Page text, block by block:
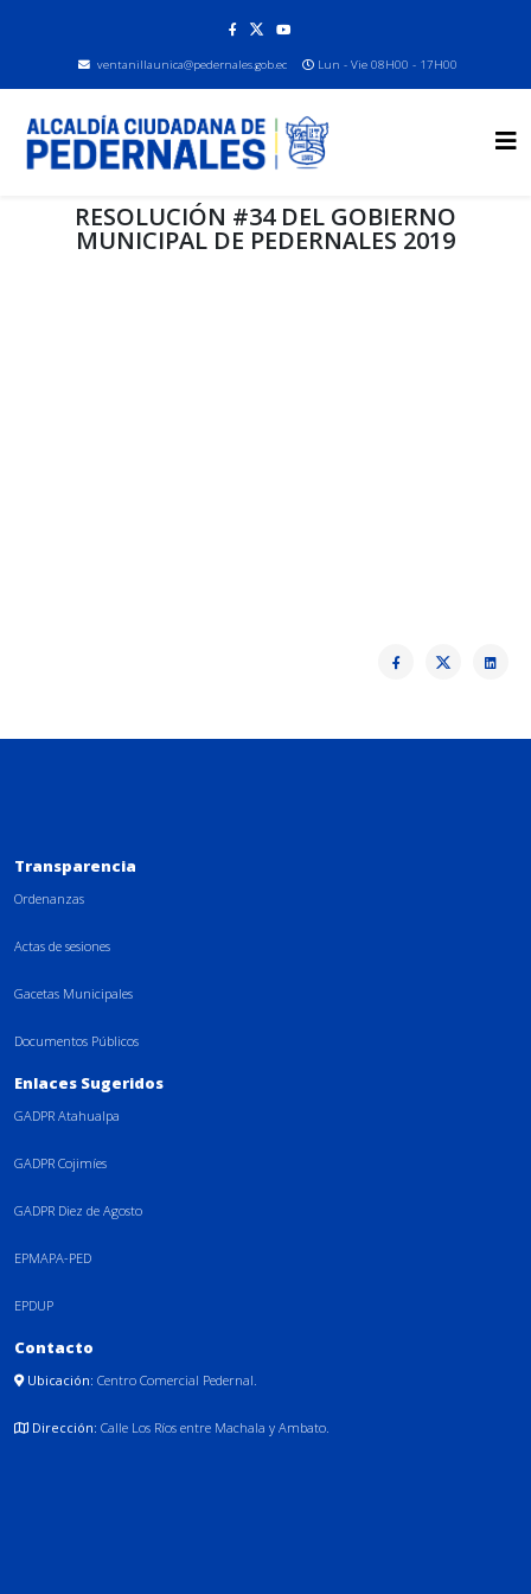
ventanillaunica@pedernales.gob.ec Lun - Vie 08H00 - 17H00
RESOLUCIÓN #34 DEL GOBIERNO
MUNICIPAL DE PEDERNALES 2019
Transparencia
Ordenanzas
Actas de sesiones
Gacetas Municipales
Documentos Públicos
Enlaces Sugeridos
GADPR Atahualpa
GADPR Cojimíes
GADPR Diez de Agosto
EPMAPA-PED
EPDUP
Contacto
Ubicación: Centro Comercial Pedernal.
Dirección: Calle Los Ríos entre Machala y Ambato.